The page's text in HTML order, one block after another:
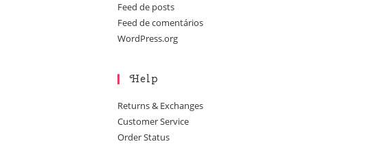
Feed de posts
Feed de comentários
WordPress.org
Help
Returns & Exchanges
Customer Service
Order Status